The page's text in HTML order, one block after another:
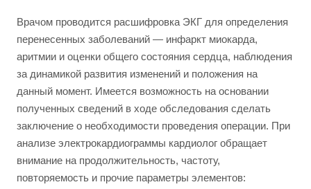
Врачом проводится расшифровка ЭКГ для определения
перенесенных заболеваний — инфаркт миокарда,
аритмии и оценки общего состояния сердца, наблюдения
за динамикой развития изменений и положения на
данный момент. Имеется возможность на основании
полученных сведений в ходе обследования сделать
заключение о необходимости проведения операции. При
анализе электрокардиограммы кардиолог обращает
внимание на продолжительность, частоту,
повторяемость и прочие параметры элементов: